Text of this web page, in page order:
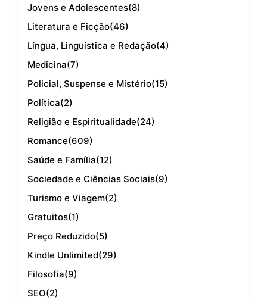
Jovens e Adolescentes(8)
Literatura e Ficção(46)
Língua, Linguística e Redação(4)
Medicina(7)
Policial, Suspense e Mistério(15)
Política(2)
Religião e Espiritualidade(24)
Romance(609)
Saúde e Família(12)
Sociedade e Ciências Sociais(9)
Turismo e Viagem(2)
Gratuitos(1)
Preço Reduzido(5)
Kindle Unlimited(29)
Filosofia(9)
SEO(2)